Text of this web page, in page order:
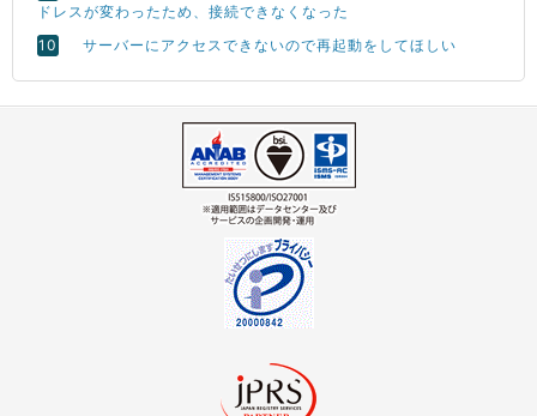
ドレスが変わったため、接続できなくなった
サーバーにアクセスできないので再起動をしてほしい